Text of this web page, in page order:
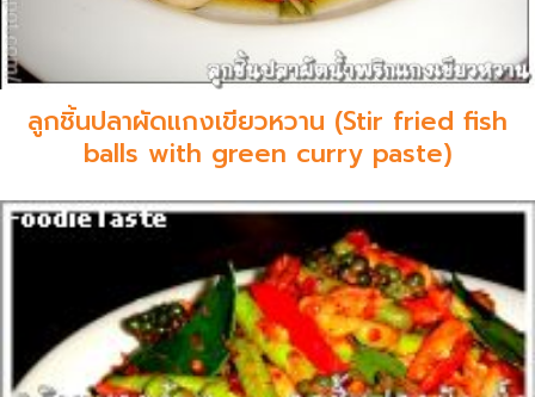
ลูกชิ้นปลาผัดแกงเขียวหวาน (Stir fried fish
balls with green curry paste)